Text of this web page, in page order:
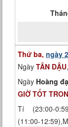
Thứ ba, ngày
Ngày TÂN DẬU
Ngày Hoàng
GIỜ TỐT
Tí (23:00-
(11:00-